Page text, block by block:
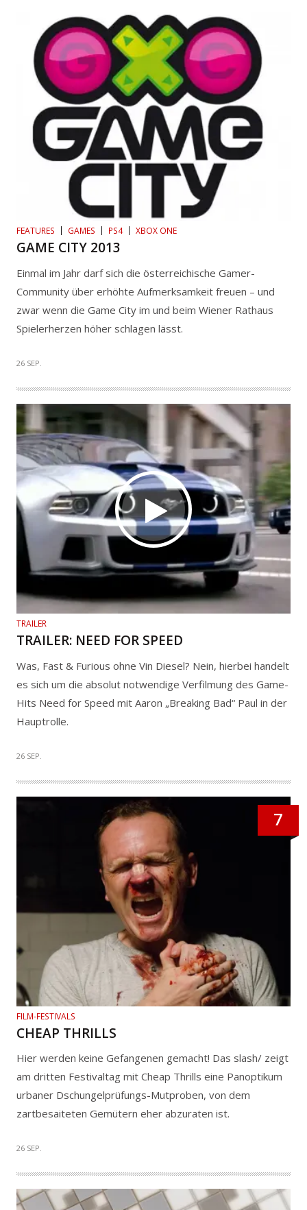
FEATURES GAMES PS4 XBOX ONE
GAME CITY 2013
Einmal im Jahr darf sich die österreichische Gamer-
Community über erhöhte Aufmerksamkeit freuen – und
zwar wenn die Game City im und beim Wiener Rathaus
Spielerherzen höher schlagen lässt.
26 SEP.
TRAILER
TRAILER: NEED FOR SPEED
Was, Fast & Furious ohne Vin Diesel? Nein, hierbei handelt
es sich um die absolut notwendige Verfilmung des Game-
Hits Need for Speed mit Aaron „Breaking Bad“ Paul in der
Hauptrolle.
26 SEP.
7
FILM-FESTIVALS
CHEAP THRILLS
Hier werden keine Gefangenen gemacht! Das slash/ zeigt
am dritten Festivaltag mit Cheap Thrills eine Panoptikum
urbaner Dschungelprüfungs-Mutproben, von dem
zartbesaiteten Gemütern eher abzuraten ist.
26 SEP.